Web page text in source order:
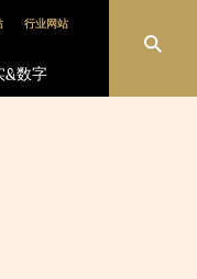
行业网站
&数字